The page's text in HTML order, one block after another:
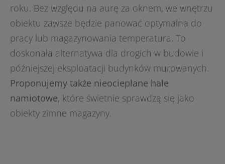
roku. Bez względu na aurę za oknem, we wnętrzu
obiektu zawsze będzie panować optymalna do
pracy lub magazynowania temperatura. To
doskonała alternatywa dla drogich w budowie i
późniejszej eksploatacji budynków murowanych.
Proponujemy także nieocieplane hale
namiotowe, które świetnie sprawdzą się jako
obiekty zimne magazyny.